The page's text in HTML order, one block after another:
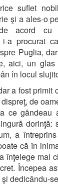
suflet
şi a ales-o
acord cu
i-a procurat
Puglia,
aici, un
în locul
a fost primit
de
ce gândeau
dorinţă:
a
că în
înţelege mai
Începea
dedicându-